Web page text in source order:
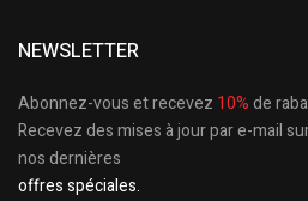
NEWSLETTER
Abonnez-vous et recevez 10%de
Recevez des mises à jour par e-mail
nos dernières
offres spéciales.